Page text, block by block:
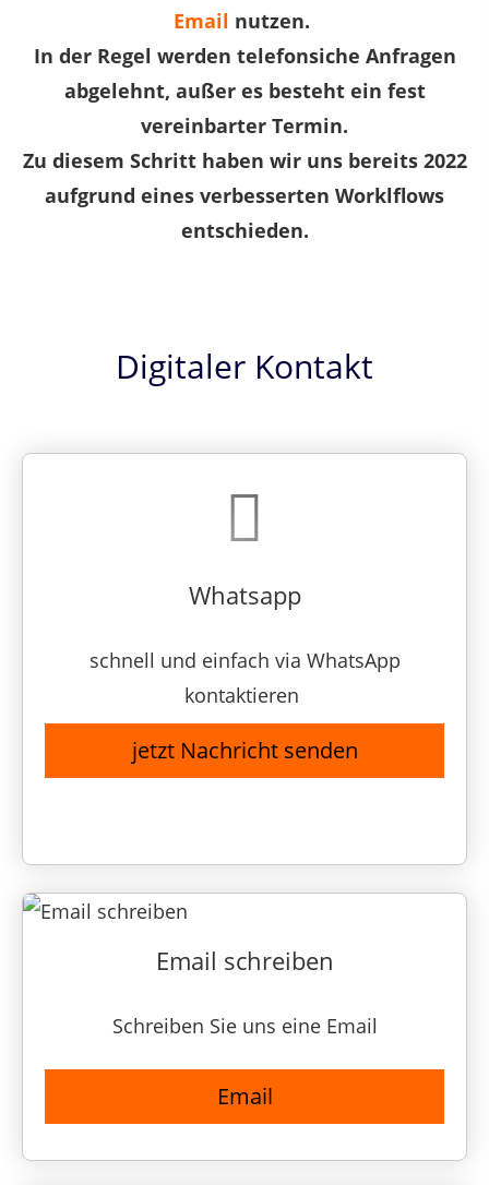
Email nutzen.
In der Regel werden telefonsiche Anfragen
abgelehnt, außer es besteht ein fest
vereinbarter Termin.
Zu diesem Schritt haben wir uns bereits 2022
aufgrund eines verbesserten Worklflows
entschieden.
Digitaler Kontakt
Whatsapp
schnell und einfach via WhatsApp
kontaktieren
jetzt Nachricht senden
Email schreiben
Schreiben Sie uns eine Email
Email